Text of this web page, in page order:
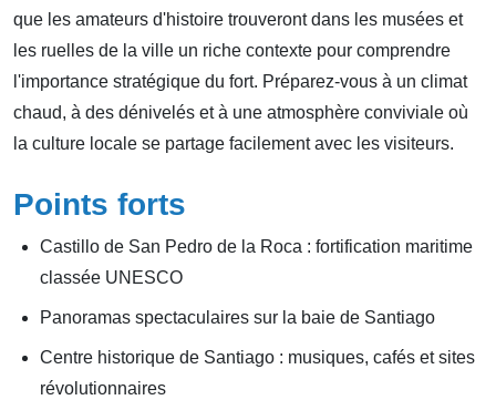
que les amateurs d'histoire trouveront dans les musées et
les ruelles de la ville un riche contexte pour comprendre
l'importance stratégique du fort. Préparez-vous à un climat
chaud, à des dénivelés et à une atmosphère conviviale où
la culture locale se partage facilement avec les visiteurs.
Points forts
Castillo de San Pedro de la Roca : fortification maritime
classée UNESCO
Panoramas spectaculaires sur la baie de Santiago
Centre historique de Santiago : musiques, cafés et sites
révolutionnaires